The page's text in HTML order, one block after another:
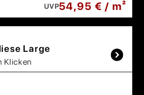
UVP54,95 € / m²
Large
Klicken